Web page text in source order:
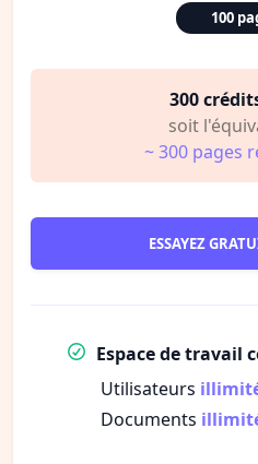
100
300
soit
~ 300 pages
ESSAYEZ
Espace de travail
Utilisateurs
Documents